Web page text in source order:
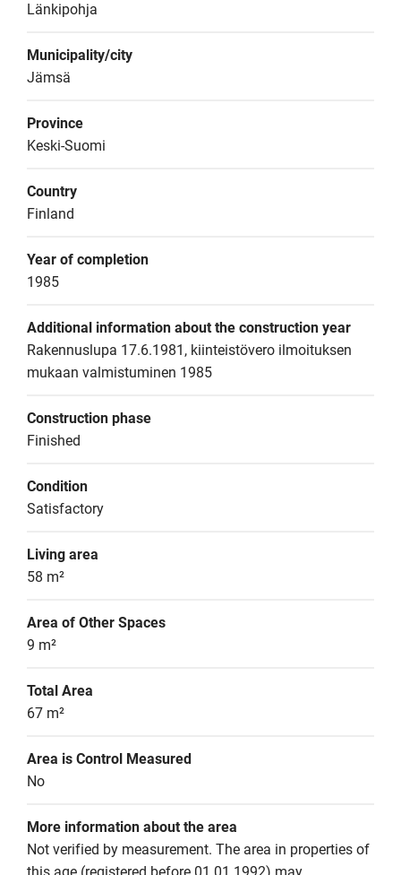
Länkipohja
Municipality/city
Jämsä
Province
Keski-Suomi
Country
Finland
Year of completion
1985
Additional information about the construction year
Rakennuslupa 17.6.1981, kiinteistövero ilmoituksen
mukaan valmistuminen 1985
Construction phase
Finished
Condition
Satisfactory
Living area
58 m²
Area of Other Spaces
9 m²
Total Area
67 m²
Area is Control Measured
No
More information about the area
Not verified by measurement. The area in properties of